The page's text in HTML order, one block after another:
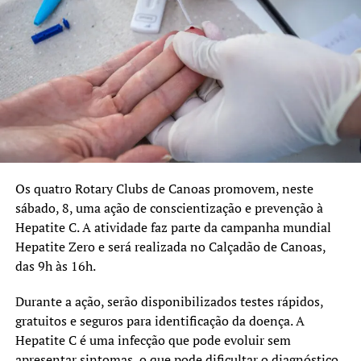
imunocomprometidas e grupos considerados mais
vulneráveis. A orientação da Secretaria Estadual da Saúde
(SES) e do Ministério da Saúde (MS) é para que a
população procure as unidades básicas de saúde (UBSs)
para verificar a situação vacinal.
TÓPICOS RELACIONADOS: CANOAS
FEATURED
SAÚDE
VACINA
Canoas terá Dia D de atendimentos oftalmológicos para
reduzir fila de espera
NÃO SE ESQUEÇA
Pré-conferência da Saúde reúne comunidade e
profissionais no quadrante Noroeste de Canoas
Os quatro Rotary Clubs de Canoas promovem, neste
sábado, 8, uma ação de conscientização e prevenção à
Hepatite C. A atividade faz parte da campanha mundial
Hepatite Zero e será realizada no Calçadão de Canoas,
das 9h às 16h.
Durante a ação, serão disponibilizados testes rápidos,
gratuitos e seguros para identificação da doença. A
Hepatite C é uma infecção que pode evoluir sem